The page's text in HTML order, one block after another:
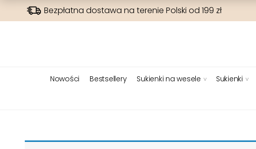
Bezpłatna dostawa na terenie Polski od 199 zł
Nowości Bestsellery Sukienki na wesele Sukienki